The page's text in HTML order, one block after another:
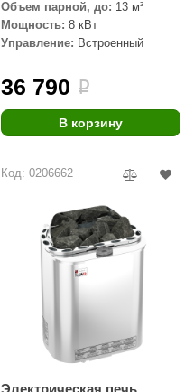
Объем парной, до: 13 м³
Мощность: 8 кВт
Управление: Встроенный
36 790 i
В корзину
Код: 0206662
Электрическая печь